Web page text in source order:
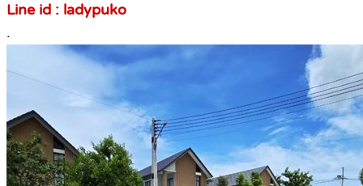
Line id : ladypuko
.